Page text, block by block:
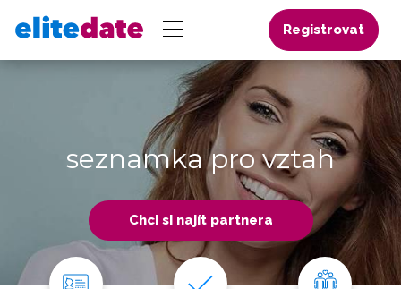
Registrovat
seznamka pro vztah
Chci si najít partnera